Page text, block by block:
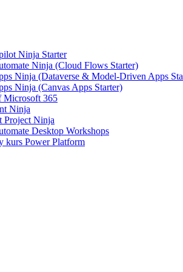
Ninja Starter
Ninja (Cloud Flows Starter)
Ninja (Dataverse & Model-Driven Apps
Ninja (Canvas Apps Starter)
Microsoft 365
Ninja
Project Ninja
Desktop Workshops
kurs Power Platform